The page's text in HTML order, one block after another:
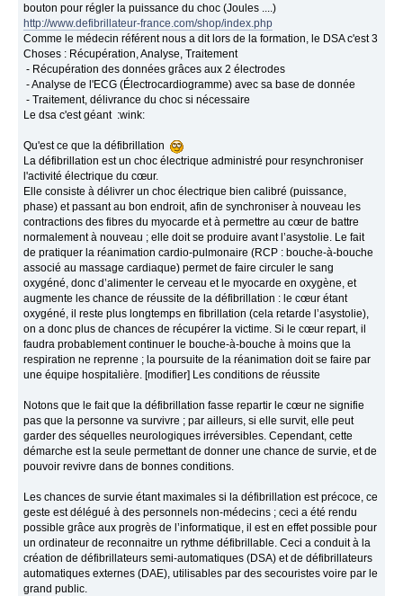
bouton pour régler la puissance du choc (Joules ....)
http://www.defibrillateur-france.com/shop/index.php
Comme le médecin référent nous a dit lors de la formation, le DSA c'est 3
Choses : Récupération, Analyse, Traitement
- Récupération des données grâces aux 2 électrodes
- Analyse de l'ECG (Électrocardiogramme) avec sa base de donnée
- Traitement, délivrance du choc si nécessaire
Le dsa c'est géant :wink:
Qu'est ce que la défibrillation
La défibrillation est un choc électrique administré pour resynchroniser
l'activité électrique du cœur.
Elle consiste à délivrer un choc électrique bien calibré (puissance,
phase) et passant au bon endroit, afin de synchroniser à nouveau les
contractions des fibres du myocarde et à permettre au cœur de battre
normalement à nouveau ; elle doit se produire avant l’asystolie. Le fait
de pratiquer la réanimation cardio-pulmonaire (RCP : bouche-à-bouche
associé au massage cardiaque) permet de faire circuler le sang
oxygéné, donc d’alimenter le cerveau et le myocarde en oxygène, et
augmente les chance de réussite de la défibrillation : le cœur étant
oxygéné, il reste plus longtemps en fibrillation (cela retarde l’asystolie),
on a donc plus de chances de récupérer la victime. Si le cœur repart, il
faudra probablement continuer le bouche-à-bouche à moins que la
respiration ne reprenne ; la poursuite de la réanimation doit se faire par
une équipe hospitalière. [modifier] Les conditions de réussite
Notons que le fait que la défibrillation fasse repartir le cœur ne signifie
pas que la personne va survivre ; par ailleurs, si elle survit, elle peut
garder des séquelles neurologiques irréversibles. Cependant, cette
démarche est la seule permettant de donner une chance de survie, et de
pouvoir revivre dans de bonnes conditions.
Les chances de survie étant maximales si la défibrillation est précoce, ce
geste est délégué à des personnels non-médecins ; ceci a été rendu
possible grâce aux progrès de l’informatique, il est en effet possible pour
un ordinateur de reconnaitre un rythme défibrillable. Ceci a conduit à la
création de défibrillateurs semi-automatiques (DSA) et de défibrillateurs
automatiques externes (DAE), utilisables par des secouristes voire par le
grand public.